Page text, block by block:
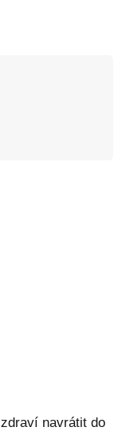
navrátit do